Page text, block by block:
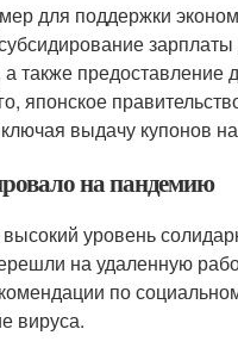
для поддержки
также предоставление
японское
выдачу купонов на
на пандемию
уровень
на удаленную
по
вируса.